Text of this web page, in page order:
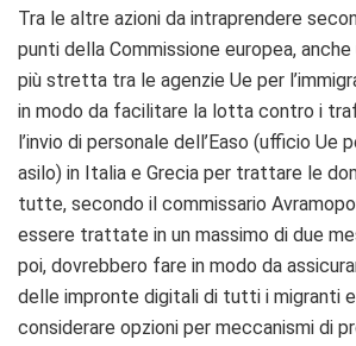
Tra le altre azioni da intraprendere
punti della Commissione europea,
più stretta tra le agenzie Ue per
in modo da facilitare la lotta contro i
l’invio di personale dell’Easo (ufficio Ue
asilo) in Italia e Grecia per trattare le
tutte, secondo il commissario
essere trattate in un massimo di due
poi, dovrebbero fare in modo da
delle impronte digitali di tutti i migranti
considerare opzioni per meccanismi di